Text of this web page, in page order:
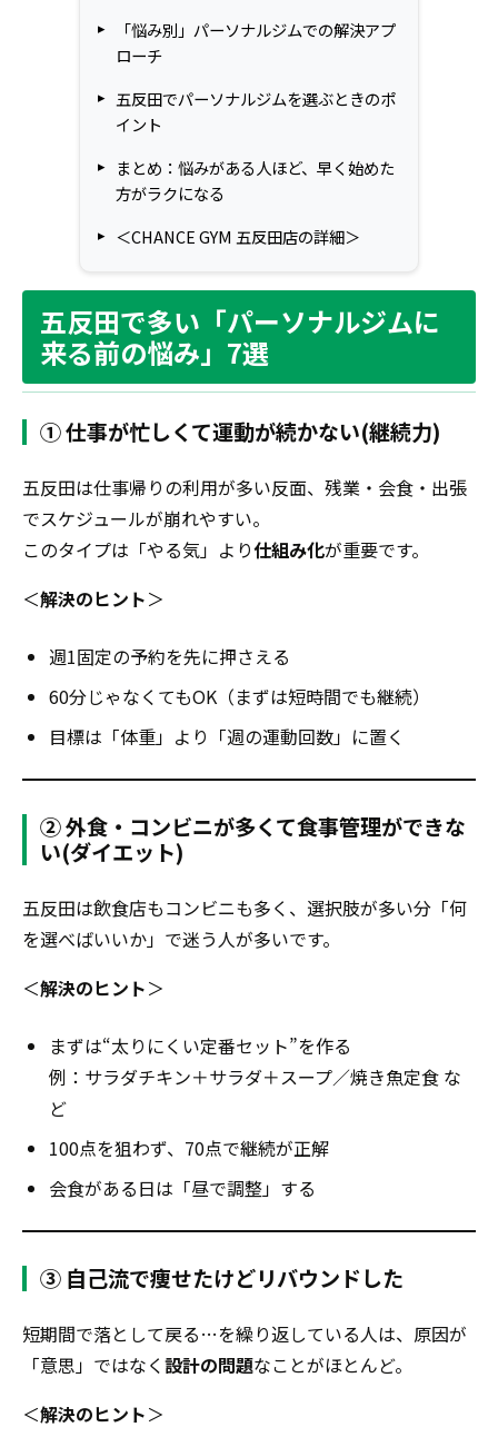
「悩み別」パーソナルジムでの解決アプ
ローチ
五反田でパーソナルジムを選ぶときのポ
イント
まとめ：悩みがある人ほど、早く始めた
方がラクになる
＜CHANCE GYM 五反田店の詳細＞
五反田で多い「パーソナルジムに
来る前の悩み」7選
① 仕事が忙しくて運動が続かない(継続力)
五反田は仕事帰りの利用が多い反面、残業・会食・出張
でスケジュールが崩れやすい。
このタイプは「やる気」より仕組み化が重要です。
＜解決のヒント＞
週1固定の予約を先に押さえる
60分じゃなくてもOK（まずは短時間でも継続）
目標は「体重」より「週の運動回数」に置く
② 外食・コンビニが多くて食事管理ができな
い(ダイエット)
五反田は飲食店もコンビニも多く、選択肢が多い分「何
を選べばいいか」で迷う人が多いです。
＜解決のヒント＞
まずは“太りにくい定番セット”を作る
例：サラダチキン＋サラダ＋スープ／焼き魚定食 な
ど
100点を狙わず、70点で継続が正解
会食がある日は「昼で調整」する
③ 自己流で痩せたけどリバウンドした
短期間で落として戻る…を繰り返している人は、原因が
「意思」ではなく設計の問題なことがほとんど。
＜解決のヒント＞